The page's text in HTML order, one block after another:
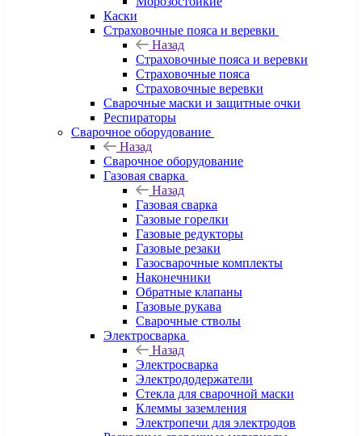
Каски
Страховочные пояса и веревки
Назад
Страховочные пояса и веревки
Страховочные пояса
Страховочные веревки
Сварочные маски и защитные очки
Респираторы
Сварочное оборудование
Назад
Сварочное оборудование
Газовая сварка
Назад
Газовая сварка
Газовые горелки
Газовые редукторы
Газовые резаки
Газосварочные комплекты
Наконечники
Обратные клапаны
Газовые рукава
Сварочные стволы
Электросварка
Назад
Электросварка
Электрододержатели
Стекла для сварочной маски
Клеммы заземления
Электропечи для электродов